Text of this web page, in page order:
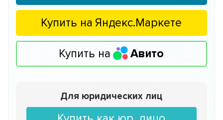
Купить на Яндекс.Маркете
Купить на Авито
Для юридических лиц